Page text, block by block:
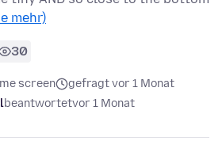
mehr)
30
screen
gefragt vor 1 Monat
beantwortetvor 1 Monat